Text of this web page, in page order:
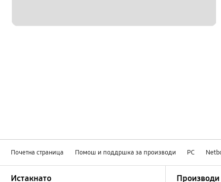
Почетна страница Помош и поддршка за производи PC
Истакнато Производи